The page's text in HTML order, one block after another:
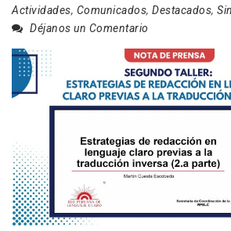
Actividades, Comunicados, Destacados,
Déjanos un Comentario